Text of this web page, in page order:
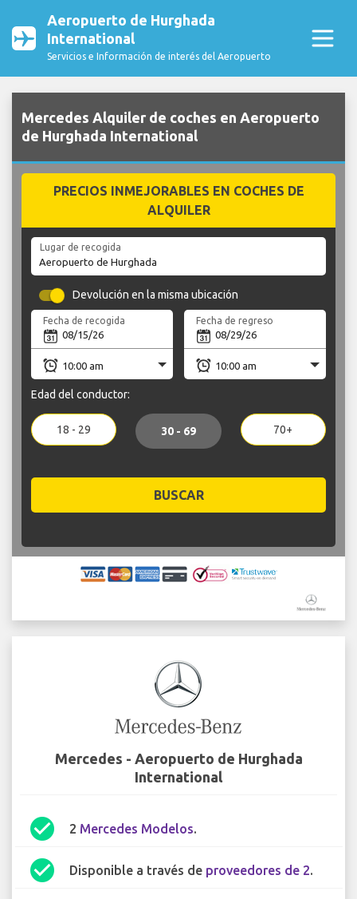
Aeropuerto de Hurghada
International
Servicios e Información de interés del Aeropuerto
Mercedes Alquiler de coches en Aeropuerto
de Hurghada International
PRECIOS INMEJORABLES EN COCHES DE
ALQUILER
Lugar de recogida
Devolución en la misma ubicación
Fecha de recogida Fecha de regreso
Edad del conductor:
18 - 29 30 - 69 70+
BUSCAR
Mercedes - Aeropuerto de Hurghada
International
check_circle 2 Mercedes Modelos.
check_circle Disponible a través de proveedores de 2.